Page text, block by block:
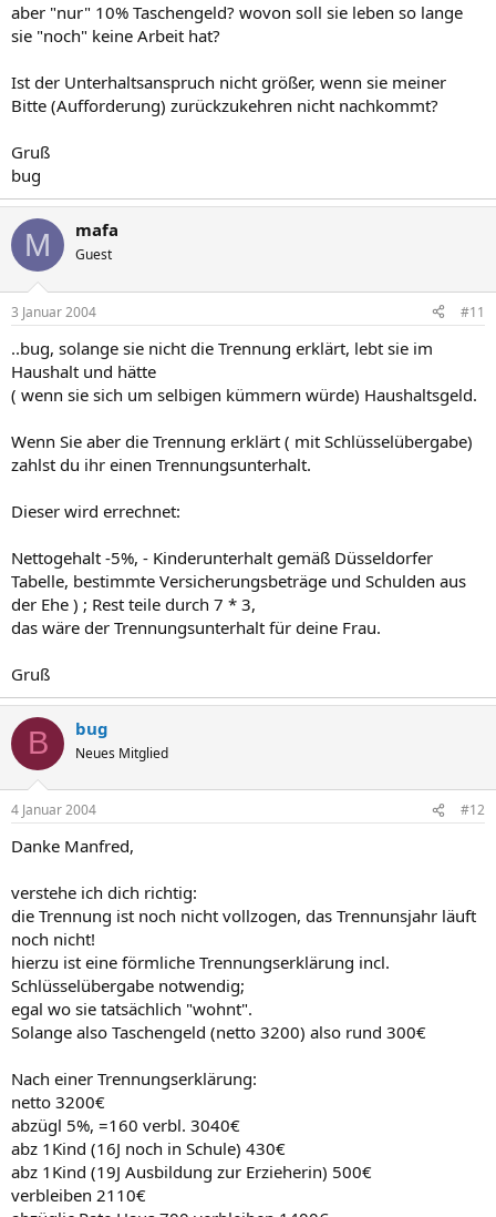
aber "nur" 10% Taschengeld? wovon soll sie leben so lange
sie "noch" keine Arbeit hat?
Ist der Unterhaltsanspruch nicht größer, wenn sie meiner
Bitte (Aufforderung) zurückzukehren nicht nachkommt?
Gruß
bug
M mafa
Guest
3 Januar 2004 #11
..bug, solange sie nicht die Trennung erklärt, lebt sie im
Haushalt und hätte
( wenn sie sich um selbigen kümmern würde) Haushaltsgeld.
Wenn Sie aber die Trennung erklärt ( mit Schlüsselübergabe)
zahlst du ihr einen Trennungsunterhalt.
Dieser wird errechnet:
Nettogehalt -5%, - Kinderunterhalt gemäß Düsseldorfer
Tabelle, bestimmte Versicherungsbeträge und Schulden aus
der Ehe ) ; Rest teile durch 7 * 3,
das wäre der Trennungsunterhalt für deine Frau.
Gruß
B bug
Neues Mitglied
4 Januar 2004 #12
Danke Manfred,
verstehe ich dich richtig:
die Trennung ist noch nicht vollzogen, das Trennunsjahr läuft
noch nicht!
hierzu ist eine förmliche Trennungserklärung incl.
Schlüsselübergabe notwendig;
egal wo sie tatsächlich "wohnt".
Solange also Taschengeld (netto 3200) also rund 300€
Nach einer Trennungserklärung:
netto 3200€
abzügl 5%, =160 verbl. 3040€
abz 1Kind (16J noch in Schule) 430€
abz 1Kind (19J Ausbildung zur Erzieherin) 500€
verbleiben 2110€